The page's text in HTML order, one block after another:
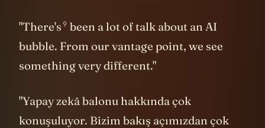
"There's9 been a lot of talk about an AI
bubble. From our vantage point, we see
something very different."
"Yapay zekâ balonu hakkında çok
konuşuluyor. Bizim bakış açımızdan çok